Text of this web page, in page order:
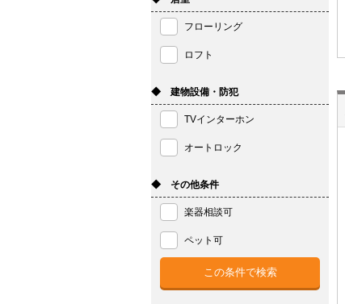
フローリング
ロフト
◆ 建物設備・防犯
TVインターホン
オートロック
◆ その他条件
楽器相談可
ペット可